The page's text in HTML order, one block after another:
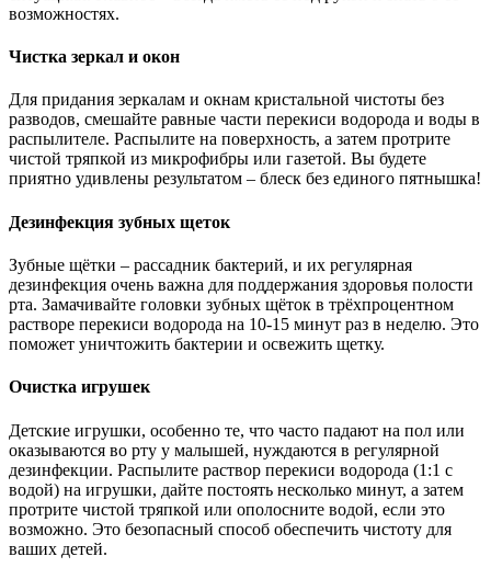
возможностях.
Чистка зеркал и окон
Для придания зеркалам и окнам кристальной чистоты без
разводов, смешайте равные части перекиси водорода и воды в
распылителе. Распылите на поверхность, а затем протрите
чистой тряпкой из микрофибры или газетой. Вы будете
приятно удивлены результатом – блеск без единого пятнышка!
Дезинфекция зубных щеток
Зубные щётки – рассадник бактерий, и их регулярная
дезинфекция очень важна для поддержания здоровья полости
рта. Замачивайте головки зубных щёток в трёхпроцентном
растворе перекиси водорода на 10-15 минут раз в неделю. Это
поможет уничтожить бактерии и освежить щетку.
Очистка игрушек
Детские игрушки, особенно те, что часто падают на пол или
оказываются во рту у малышей, нуждаются в регулярной
дезинфекции. Распылите раствор перекиси водорода (1:1 с
водой) на игрушки, дайте постоять несколько минут, а затем
протрите чистой тряпкой или ополосните водой, если это
возможно. Это безопасный способ обеспечить чистоту для
ваших детей.